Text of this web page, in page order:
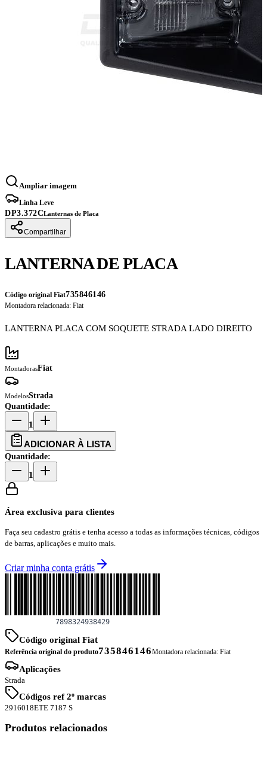
Ampliar imagem
Linha Leve
DP3.372CLanternas de Placa
Compartilhar
LANTERNA DE PLACA
Código original Fiat735846146
Montadora relacionada: Fiat
LANTERNA PLACA COM SOQUETE STRADA LADO DIREITO
MontadorasFiat
ModelosStrada
Quantidade:
1
ADICIONAR À LISTA
Quantidade:
1
Área exclusiva para clientes
Faça seu cadastro grátis e tenha acesso a todas as informações técnicas, códigos
de barras, aplicações e muito mais.
Criar minha conta grátis
Código original Fiat
Referência original do produto735846146Montadora relacionada: Fiat
Aplicações
Strada
Códigos ref 2º marcas
2916018ETE 7187 S
Produtos relacionados